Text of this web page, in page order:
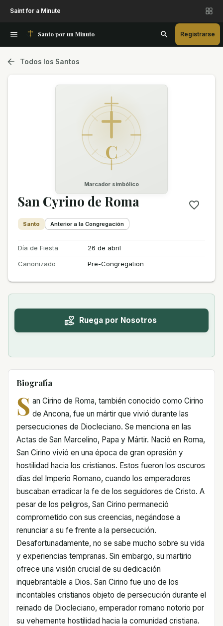
Saint for a Minute
Santo por un Minuto Registrarse
Todos los Santos
C
Marcador simbólico
San Cyrino de Roma
Santo Anterior a la Congregación
Día de Fiesta
26 de abril
Canonizado
Pre-Congregation
Ruega por Nosotros
Biografía
S an Cirino de Roma, también conocido como Cirino
de Ancona, fue un mártir que vivió durante las
persecuciones de Diocleciano. Se menciona en las
Actas de San Marcelino, Papa y Mártir. Nació en Roma,
San Cirino vivió en una época de gran opresión y
hostilidad hacia los cristianos. Estos fueron los oscuros
días del Imperio Romano, cuando los emperadores
buscaban erradicar la fe de los seguidores de Cristo. A
pesar de los peligros, San Cirino permaneció
comprometido con sus creencias, negándose a
renunciar a su fe frente a la persecución.
Desafortunadamente, no se sabe mucho sobre su vida
y experiencias tempranas. Sin embargo, su martirio
ofrece una visión crucial de su dedicación
inquebrantable a Dios. San Cirino fue uno de los
incontables cristianos objeto de persecución durante el
reinado de Diocleciano, emperador romano notorio por
su vehemente hostilidad hacia la comunidad cristiana.